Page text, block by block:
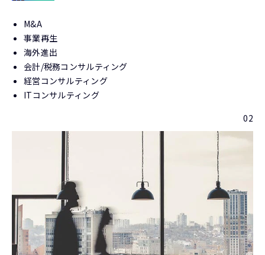
M&A
事業再生
海外進出
会計/税務コンサルティング
経営コンサルティング
ITコンサルティング
02